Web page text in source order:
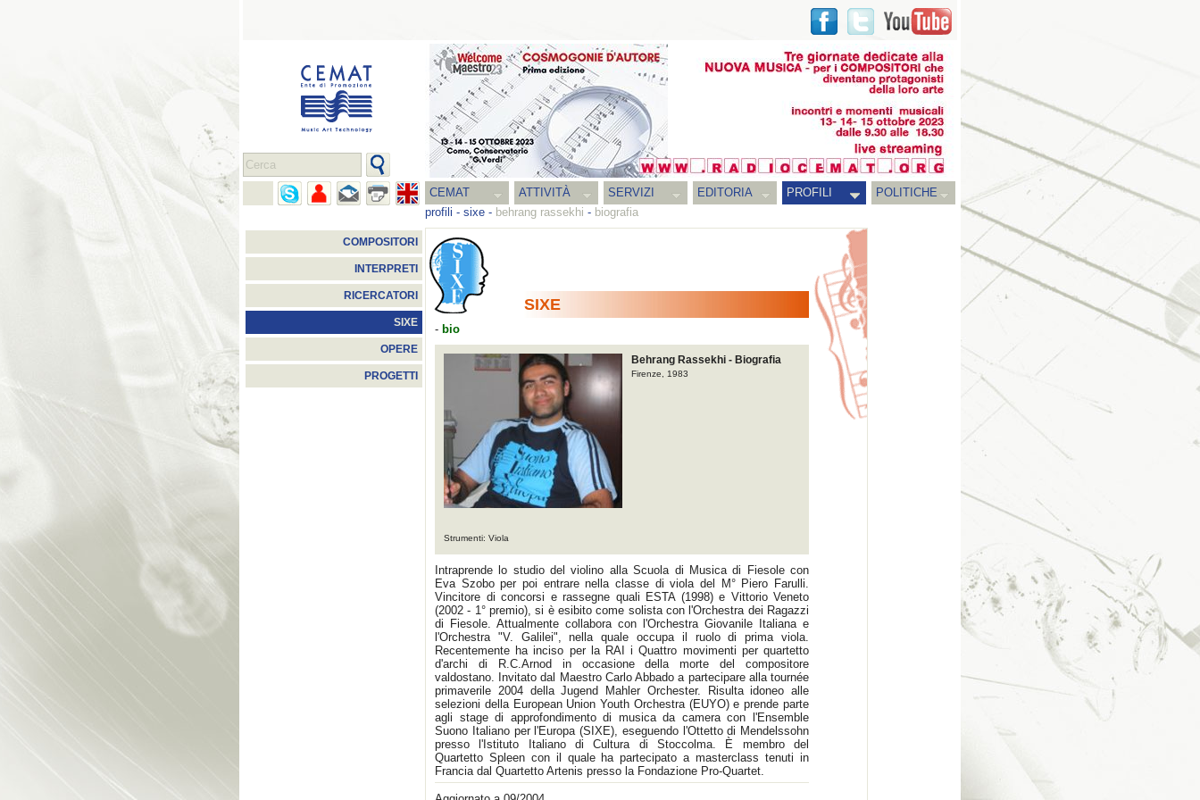
CEMAT ATTIVITÀ SERVIZI EDITORIA PROFILI
POLITICHE
profili - sixe - behrang rassekhi - biografia
COMPOSITORI
INTERPRETI
RICERCATORI
SIXE
OPERE
PROGETTI
SIXE
- bio
Behrang Rassekhi - Biografia
Firenze, 1983
Strumenti: Viola
Intraprende lo studio del violino alla Scuola di Musica di Fiesole con
Eva Szobo per poi entrare nella classe di viola del M° Piero Farulli.
Vincitore di concorsi e rassegne quali ESTA (1998) e Vittorio Veneto
(2002 - 1° premio), si è esibito come solista con l'Orchestra dei Ragazzi
di Fiesole. Attualmente collabora con l'Orchestra Giovanile Italiana e
l'Orchestra "V. Galilei", nella quale occupa il ruolo di prima viola.
Recentemente ha inciso per la RAI i Quattro movimenti per quartetto
d'archi di R.C.Arnod in occasione della morte del compositore
valdostano. Invitato dal Maestro Carlo Abbado a partecipare alla tournée
primaverile 2004 della Jugend Mahler Orchester. Risulta idoneo alle
selezioni della European Union Youth Orchestra (EUYO) e prende parte
agli stage di approfondimento di musica da camera con l'Ensemble
Suono Italiano per l'Europa (SIXE), eseguendo l'Ottetto di Mendelssohn
presso l'Istituto Italiano di Cultura di Stoccolma. È membro del
Quartetto Spleen con il quale ha partecipato a masterclass tenuti in
Francia dal Quartetto Artenis presso la Fondazione Pro-Quartet.